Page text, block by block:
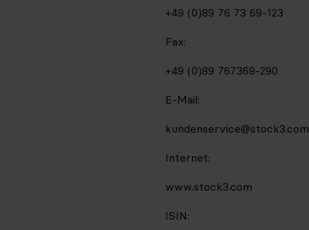
+49 (0)89 76 73 69-123
Fax:
+49 (0)89 767369-290
E-Mail:
kundenservice@stock3.com
Internet:
www.stock3.com
ISIN: